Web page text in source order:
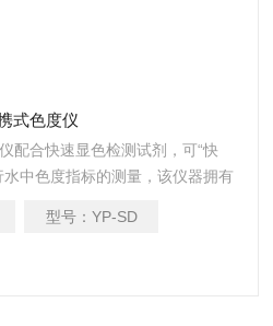
式色度仪
配合快速显色检测试剂，可“快
中色度指标的测量，该仪器拥有
、有效的分析水体状况，提前预
型号： YP-SD